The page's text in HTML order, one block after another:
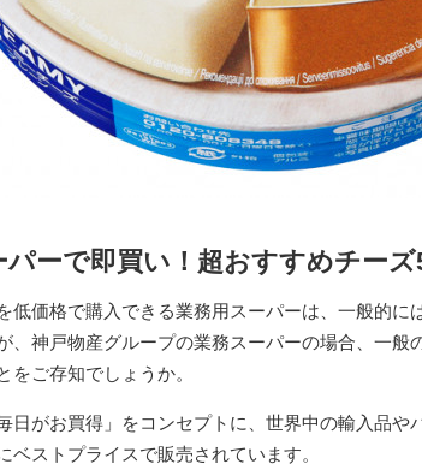
パーで即買い！超おすすめチーズ
低価格で購入できる業務用スーパーは、一般的に
、神戸物産グループの業務スーパーの場合、一般
をご存知でしょうか。
日がお買得」をコンセプトに、世界中の輸入品や
ベストプライスで販売されています。